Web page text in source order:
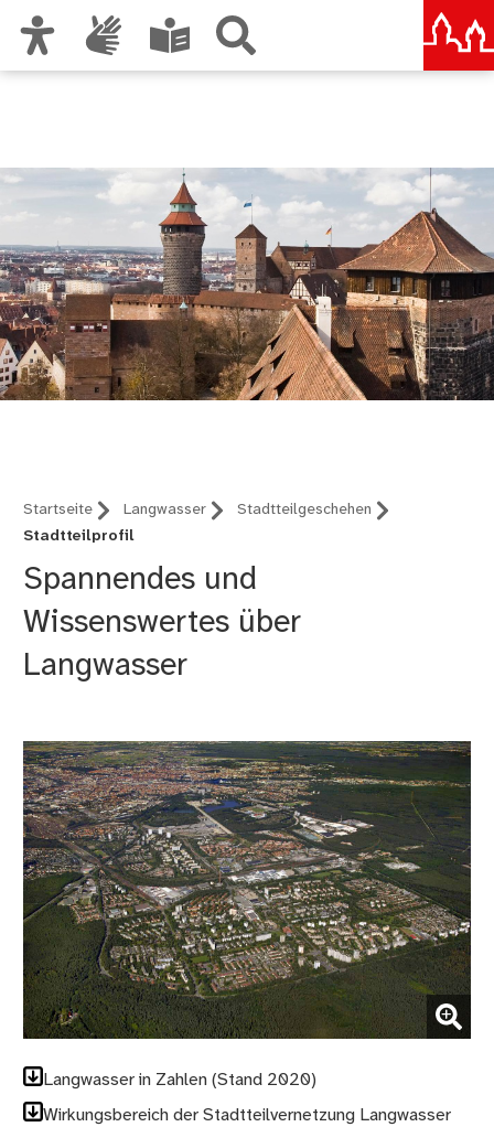
Startseite Langwasser
Stadtteilgeschehen
Stadtteilprofil
Spannendes und
Wissenswertes über
Langwasser
(Bild vergrößern)
Langwasser in Zahlen (Stand 2020)
Wirkungsbereich der Stadtteilvernetzung Langwasser